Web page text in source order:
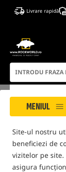
Site-ul nostru
beneficiezi de
vizitelor pe site.
asigura
Livrare rapidă
MENIUL
ROCKWORLD
numai